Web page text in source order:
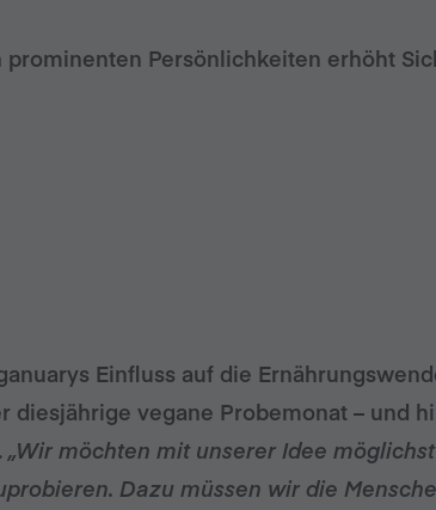
prominenten Persönlichkeiten erhöht
Einfluss auf die
diesjährige vegane Probemonat – und
„Wir möchten mit unserer Idee
Dazu müssen wir die